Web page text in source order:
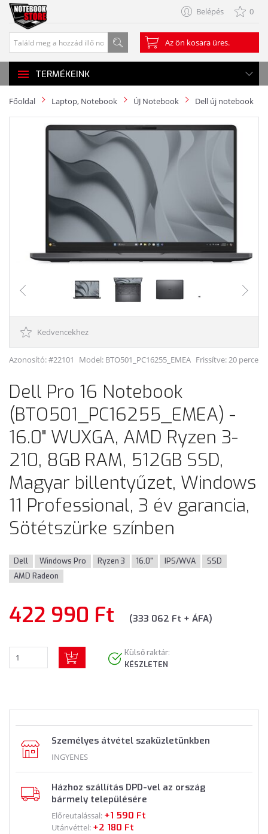
Belépés 0
Az ön kosara üres.
TERMÉKEINK
Főoldal Laptop, Notebook ÚJ Notebook Dell új notebook
Kedvencekhez
Azonosító: #22101 Model: BTO501_PC16255_EMEA Frissítve: 20 perce
Dell Pro 16 Notebook
(BTO501_PC16255_EMEA) -
16.0" WUXGA, AMD Ryzen 3-
210, 8GB RAM, 512GB SSD,
Magyar billentyűzet, Windows
11 Professional, 3 év garancia,
Sötétszürke színben
Dell Windows Pro Ryzen 3 16.0" IPS/WVA
SSD
AMD Radeon
422 990 Ft (333 062 Ft + ÁFA)
Külső raktár:
KÉSZLETEN
Személyes átvétel szaküzletünkben
INGYENES
Házhoz szállítás DPD-vel az ország
bármely településére
Előreutalással: +1 590 Ft
Utánvéttel: +2 180 Ft